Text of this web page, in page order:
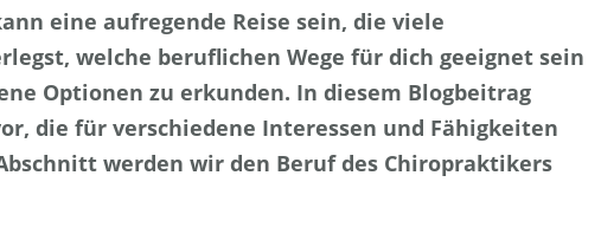
eine aufregende Reise sein, die viele
welche beruflichen Wege für dich geeignet sein
Optionen zu erkunden. In diesem Blogbeitrag
die für verschiedene Interessen und Fähigkeiten
werden wir den Beruf des Chiropraktikers